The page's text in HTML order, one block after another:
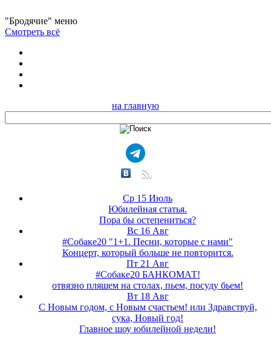
"Бродячие" меню
Смотреть всё
на главную
Ср 15 Июль
Юбилейная статья.
Пора бы остепениться?
Вс 16 Авг
#Собаке20 "1+1. Песни, которые с нами"
Концерт, который больше не повторится.
Пт 21 Авг
#Собаке20 БАНКОМАТ!
отвязно пляшем на столах, пьем, посуду бьем!
Вт 18 Авг
С Новым годом, с Новым счастьем! или Здравствуй,
сука, Новый год!
Главное шоу юбилейной недели!